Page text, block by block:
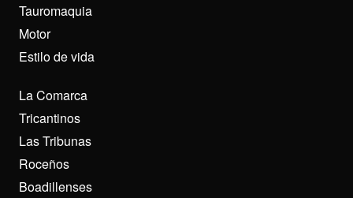
Tauromaquia
Motor
Estilo de vida
La Comarca
Tricantinos
Las Tribunas
Roceños
Boadillenses